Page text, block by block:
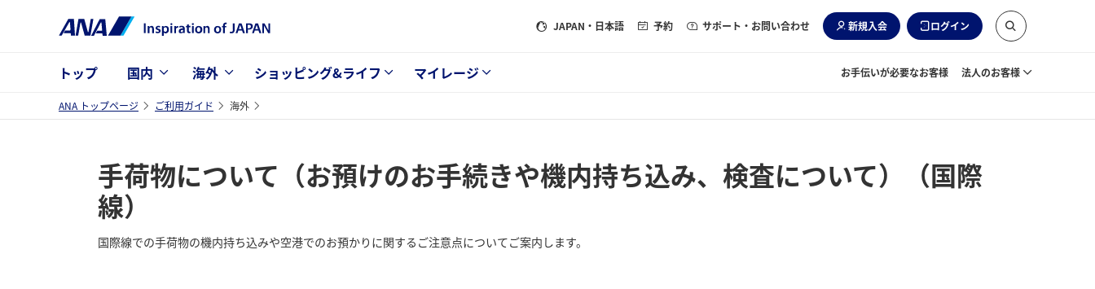
JAPAN ・日本語 予約 サポート・お問い合わせ 新規入会 ログイン
トップ 国内 海外 ショッピング&ライフ マイレージ お手伝いが必要なお客様 法人のお客様
ANA トップページ ご利用ガイド 海外
手荷物について（お預けのお手続きや機内持ち込み、検査について）（国際
線）
国際線での手荷物の機内持ち込みや空港でのお預かりに関するご注意点についてご案内します。